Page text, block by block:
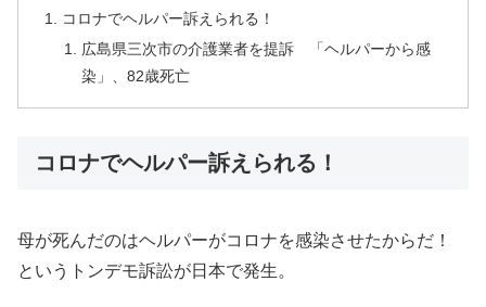
コロナでヘルパー訴えられる！
広島県三次市の介護業者を提訴 「ヘルパーから感
染」、82歳死亡
コロナでヘルパー訴えられる！
母が死んだのはヘルパーがコロナを感染させたからだ！
というトンデモ訴訟が日本で発生。